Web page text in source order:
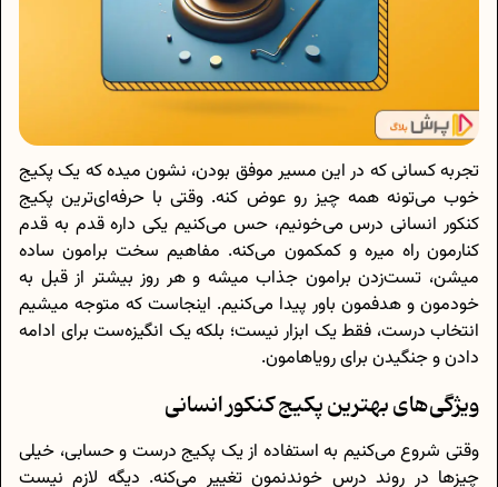
تجربه کسانی که در این مسیر موفق بودن، نشون میده که یک پکیج
خوب می‌تونه همه چیز رو عوض کنه. وقتی با حرفه‌ای‌ترین پکیج
کنکور انسانی درس می‌خونیم، حس می‌کنیم یکی داره قدم به قدم
کنارمون راه میره و کمکمون می‌کنه. مفاهیم سخت برامون ساده
میشن، تست‌زدن برامون جذاب میشه و هر روز بیشتر از قبل به
خودمون و هدفمون باور پیدا می‌کنیم. اینجاست که متوجه میشیم
انتخاب درست، فقط یک ابزار نیست؛ بلکه یک انگیزه‌ست برای ادامه
دادن و جنگیدن برای رویاهامون.
ویژگی‌های بهترین پکیج کنکور انسانی
وقتی شروع می‌کنیم به استفاده از یک پکیج درست و حسابی، خیلی
چیزها در روند درس خوندنمون تغییر می‌کنه. دیگه لازم نیست